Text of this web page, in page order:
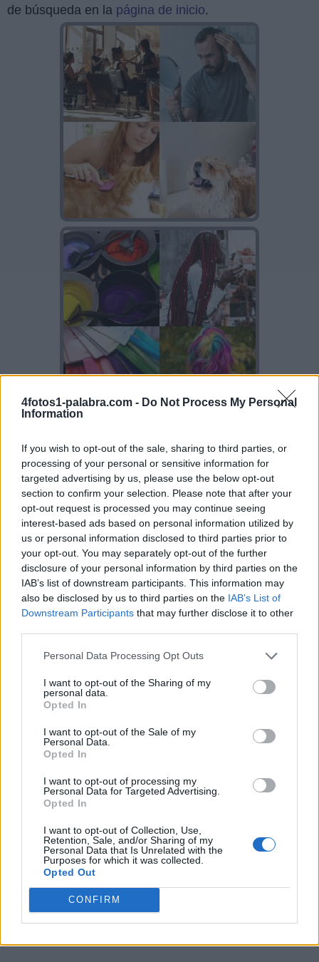
4fotos1-palabra.com - Do Not Process My Personal
Information
If you wish to opt-out of the sale, sharing to third parties, or
processing of your personal or sensitive information for
targeted advertising by us, please use the below opt-out
section to confirm your selection. Please note that after your
opt-out request is processed you may continue seeing
interest-based ads based on personal information utilized by
us or personal information disclosed to third parties prior to
your opt-out. You may separately opt-out of the further
disclosure of your personal information by third parties on the
IAB’s list of downstream participants. This information may
also be disclosed by us to third parties on the IAB’s List of
Downstream Participants that may further disclose it to other
Personal Data Processing Opt Outs
I want to opt-out of the Sharing of my
personal data.
Opted In
I want to opt-out of the Sale of my
Personal Data.
Opted In
I want to opt-out of processing my
Personal Data for Targeted Advertising.
Opted In
I want to opt-out of Collection, Use,
Retention, Sale, and/or Sharing of my
Personal Data that Is Unrelated with the
Purposes for which it was collected.
Opted Out
CONFIRM
de búsqueda en la página de inicio.